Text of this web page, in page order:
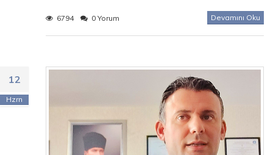
6794 0 Yorum Devamını Oku
12
Hzrn